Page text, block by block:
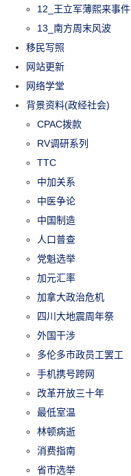
12_王立军薄熙来事件
13_南方周末风波
移民写照
网站更新
网络学堂
背景资料(政经社会)
CPAC拨款
RV调研系列
TTC
中加关系
中医争论
中国制造
人口普查
党魁选举
加元汇率
加拿大政治危机
四川大地震周年祭
外国干涉
多伦多市政员工罢工
手机携号跨网
改革开放三十年
最低室温
林顿病逝
消费指南
省市选举